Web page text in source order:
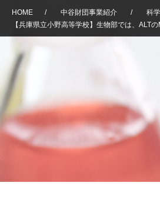
HOME / 中谷財団事業紹介 / 科
【兵庫県立小野高等学校】生物部では、ALT